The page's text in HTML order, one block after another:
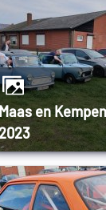
Maas en Kempen rit
2023